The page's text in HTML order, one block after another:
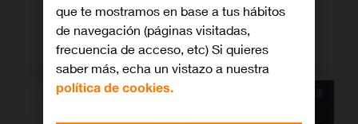
Qué red social elegir según tu tipo de
negocio: B2B vs. B2C
que te mostramos en base a tus hábitos
de navegación (páginas visitadas,
frecuencia de acceso, etc) Si quieres
saber más, echa un vistazo a nuestra
política de cookies.